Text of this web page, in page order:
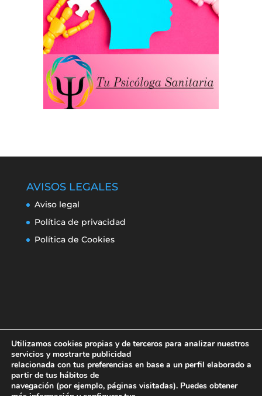
AVISOS LEGALES
Aviso legal
Política de privacidad
Política de Cookies
Aviso legal
Política de privacidad
Utilizamos cookies propias y de terceros para analizar nuestros
servicios y mostrarte publicidad
relacionada con tus preferencias en base a un perfil elaborado a
partir de tus hábitos de
navegación (por ejemplo, páginas visitadas). Puedes obtener